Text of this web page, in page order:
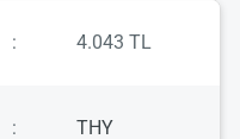
: 4.043 TL
: THY